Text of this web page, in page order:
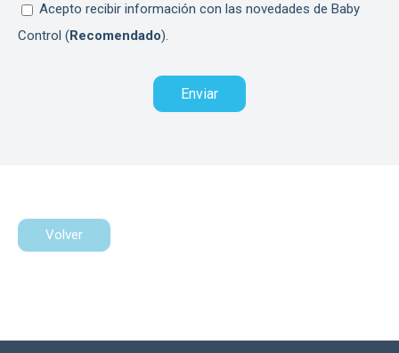
Acepto recibir información con las novedades de Baby
Control (Recomendado).
Volver